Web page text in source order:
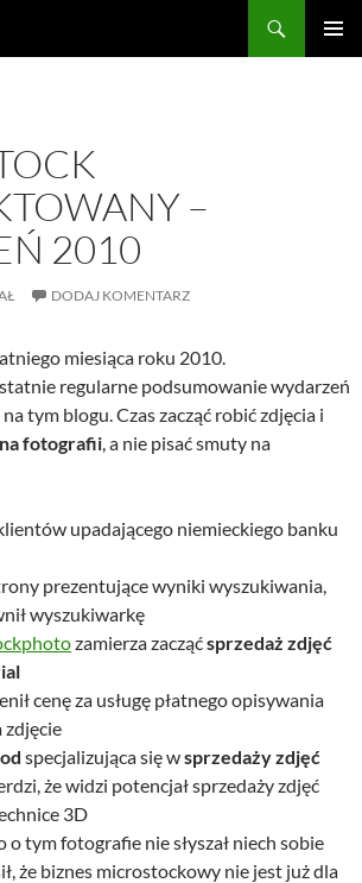
–
2010
DODAJ KOMENTARZ
miesiąca roku 2010.
regularne podsumowanie wydarzeń
na tym blogu. Czas zacząć robić zdjęcia i
fotografii, a nie pisać smuty na
upadającego niemieckiego banku
prezentujące wyniki wyszukiwania,
wyszukiwarkę
zamierza zacząćsprzedaż zdjęć
cenę za usługę płatnego opisywania
zdjęcie
specjalizująca się wsprzedaży zdjęć
że widzi potencjał sprzedaży zdjęć
3D
o tym fotografie nie słyszał niech sobie
że biznes microstockowy nie jest już dla